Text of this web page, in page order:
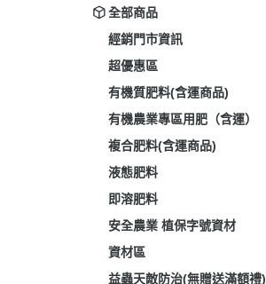
全部商品
經銷門市資訊
超優惠區
有機質肥料(含運商品)
有機農業專區用肥（含運）
複合肥料(含運商品)
液態肥料
即溶肥料
安全農業 植保字號資材
資材區
益蟲天敵防治(無贈送滿額禮)